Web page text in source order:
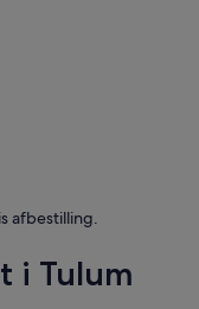
afbestilling.
i Tulum